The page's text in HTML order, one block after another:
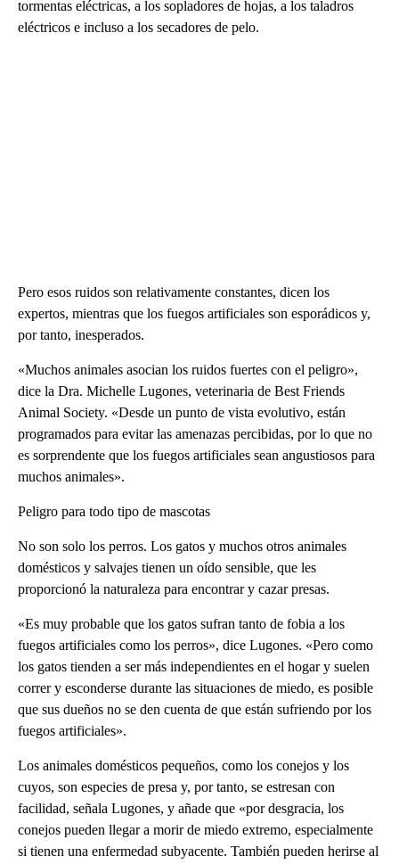
tormentas eléctricas, a los sopladores de hojas, a los taladros
eléctricos e incluso a los secadores de pelo.
Pero esos ruidos son relativamente constantes, dicen los
expertos, mientras que los fuegos artificiales son esporádicos y,
por tanto, inesperados.
«Muchos animales asocian los ruidos fuertes con el peligro»,
dice la Dra. Michelle Lugones, veterinaria de Best Friends
Animal Society. «Desde un punto de vista evolutivo, están
programados para evitar las amenazas percibidas, por lo que no
es sorprendente que los fuegos artificiales sean angustiosos para
muchos animales».
Peligro para todo tipo de mascotas
No son solo los perros. Los gatos y muchos otros animales
domésticos y salvajes tienen un oído sensible, que les
proporcionó la naturaleza para encontrar y cazar presas.
«Es muy probable que los gatos sufran tanto de fobia a los
fuegos artificiales como los perros», dice Lugones. «Pero como
los gatos tienden a ser más independientes en el hogar y suelen
correr y esconderse durante las situaciones de miedo, es posible
que sus dueños no se den cuenta de que están sufriendo por los
fuegos artificiales».
Los animales domésticos pequeños, como los conejos y los
cuyos, son especies de presa y, por tanto, se estresan con
facilidad, señala Lugones, y añade que «por desgracia, los
conejos pueden llegar a morir de miedo extremo, especialmente
si tienen una enfermedad subyacente. También pueden herirse al